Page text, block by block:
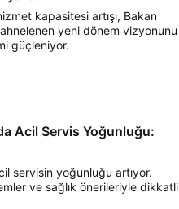
kapasitesi artışı, Bakan
yeni dönem vizyonunu
güçleniyor.
Acil Servis Yoğunluğu:
servisin yoğunluğu artıyor.
ve sağlık önerileriyle dikkatli